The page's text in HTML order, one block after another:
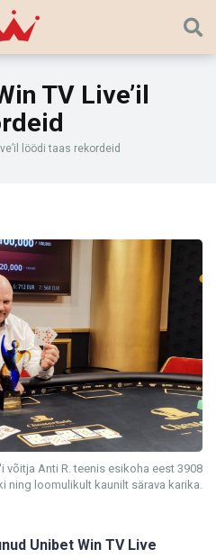
TV Live’il
löödi taas rekordeid
võitja Anti R. teenis esikoha eest 3908
ning loomulikult kaunilt särava karika.
Unibet Win TV Live